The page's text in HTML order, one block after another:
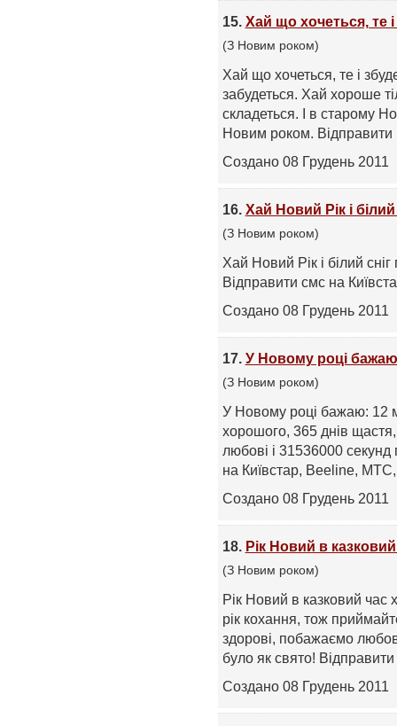
15. Хай що хочеться, те
(З Новим роком)
Хай що хочеться, те і
забудеться. Хай хороше
складеться. І в старому
Новим роком. Відправити
Создано 08 Грудень 2011
16. Хай Новий Рік і білий
(З Новим роком)
Хай Новий Рік і білий
Відправити смс на
Создано 08 Грудень 2011
17. У Новому році бажаю
(З Новим роком)
У Новому році бажаю: 12
хорошого, 365 днів
любові і 31536000
на Київстар, Beeline,
Создано 08 Грудень 2011
18. Рік Новий в
(З Новим роком)
Рік Новий в казковий час
рік кохання, тож
здорові, побажаємо
було як свято! Відправити
Создано 08 Грудень 2011